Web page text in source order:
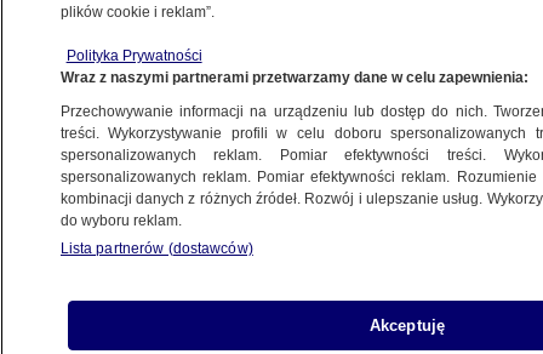
sprawiedliwości ma się zająć kredytami
we frankach
12.01.2024, 16:38
Udostępnij
plików cookie i reklam”.
Polityka Prywatności
Wraz z naszymi partnerami przetwarzamy dane w celu zapewnienia:
Przechowywanie informacji na urządzeniu lub dostęp do nich.
treści. Wykorzystywanie profili w celu doboru spersonalizowanych
spersonalizowanych reklam. Pomiar efektywności treści.
spersonalizowanych reklam. Pomiar efektywności reklam.
kombinacji danych z różnych źródeł. Rozwój i ulepszanie usług.
do wyboru reklam.
Lista partnerów (dostawców)
Akceptuję